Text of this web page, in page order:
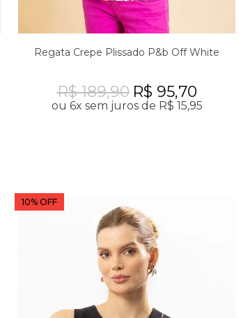
Regata Crepe Plissado P&b Off White
R$ 189,90 R$ 95,70
ou 6x sem juros de R$ 15,95
10% OFF